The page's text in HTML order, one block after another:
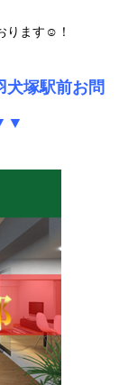
ります☺！
塚駅前お問